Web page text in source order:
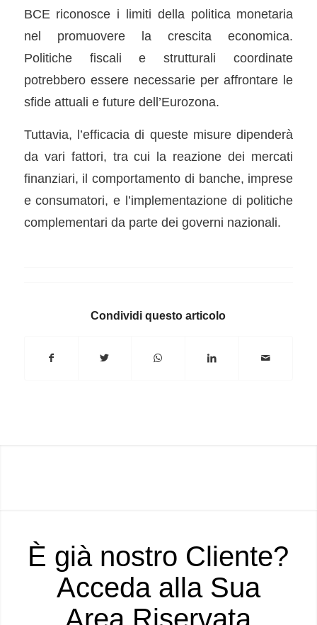
BCE riconosce i limiti della politica monetaria
nel promuovere la crescita economica.
Politiche fiscali e strutturali coordinate
potrebbero essere necessarie per affrontare le
sfide attuali e future dell’Eurozona.
Tuttavia, l’efficacia di queste misure dipenderà
da vari fattori, tra cui la reazione dei mercati
finanziari, il comportamento di banche, imprese
e consumatori, e l’implementazione di politiche
complementari da parte dei governi nazionali.
Condividi questo articolo
È già nostro Cliente?
Acceda alla Sua
Area Riservata